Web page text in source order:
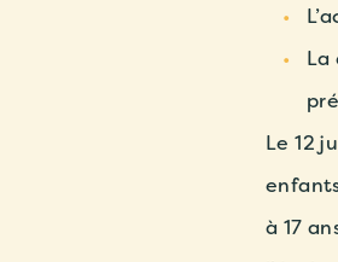
La
Le 12
à 17